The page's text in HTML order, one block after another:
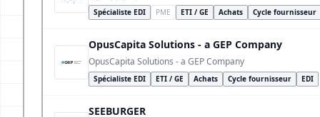
Spécialiste EDI PME ETI / GE Achats Cycle fournisseur
OpusCapita Solutions - a GEP Company
OpusCapita Solutions - a GEP Company
Spécialiste EDI ETI / GE Achats Cycle fournisseur EDI
SEEBURGER